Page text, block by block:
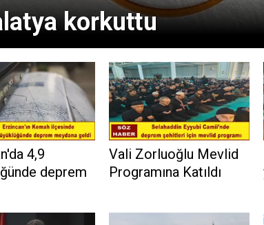
korkuttu
4,9
deprem
Vali Zorluoğlu Mevlid
Programına Katıldı